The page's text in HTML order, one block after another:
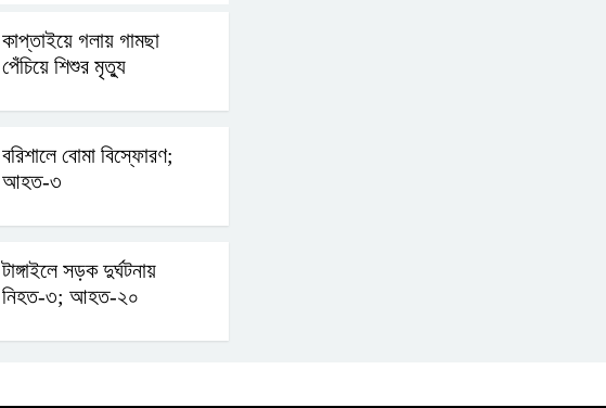
কাপ্তাইয়ে গলায় গামছা
পেঁচিয়ে শিশুর মৃত্যু
বরিশালে বোমা বিস্ফোরণ;
আহত-৩
টাঙ্গাইলে সড়ক দুর্ঘটনায়
নিহত-৩; আহত-২০